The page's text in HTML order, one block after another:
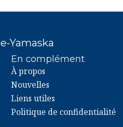
Yamaska
En complément
À propos
Nouvelles
Liens utiles
Politique de confidentialité